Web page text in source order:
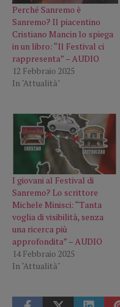
Perché Sanremo è
Sanremo? Il piacentino
Cristiano Mancin lo spiega
in un libro: “Il Festival ci
rappresenta” – AUDIO
12 Febbraio 2025
In "Attualità"
I giovani al Festival di
Sanremo? Lo scrittore
Michele Minisci: “Tanta
voglia di visibilità, senza
una ricerca più
approfondita” – AUDIO
14 Febbraio 2025
In "Attualità"